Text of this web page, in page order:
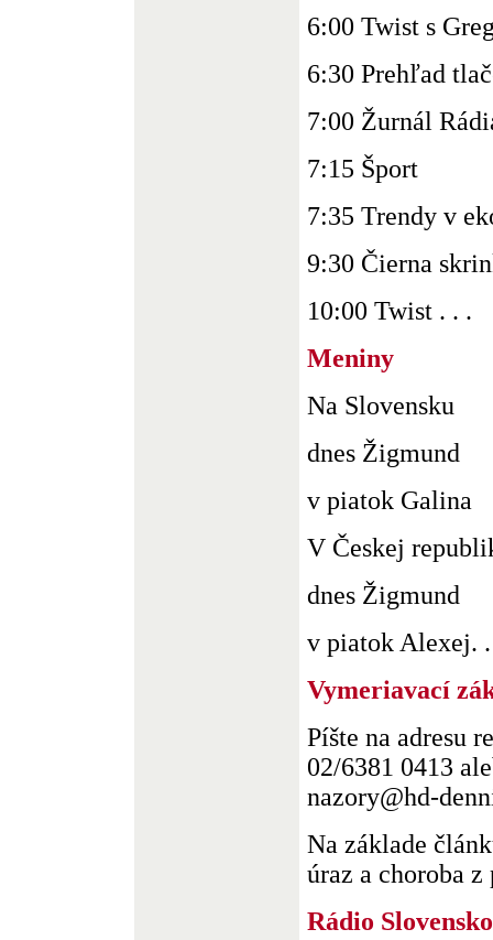
6:00 Twist s
6:30 Prehľad
7:00 Žurnál
7:15 Šport
7:35 Trendy v
9:30 Čierna
10:00 Twist . . .
Meniny
Na Slovensku
dnes Žigmund
v piatok Galina
V Českej
dnes Žigmund
v piatok Alexej.
Vymeriavací
Píšte na adresu
02/6381 0413
nazory@hd-
Na základe
úraz a choroba z
Rádio Slovensko